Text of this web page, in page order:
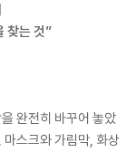
찾는 것”
완전히 바꾸어 놓았
스크와 가림막, 화상